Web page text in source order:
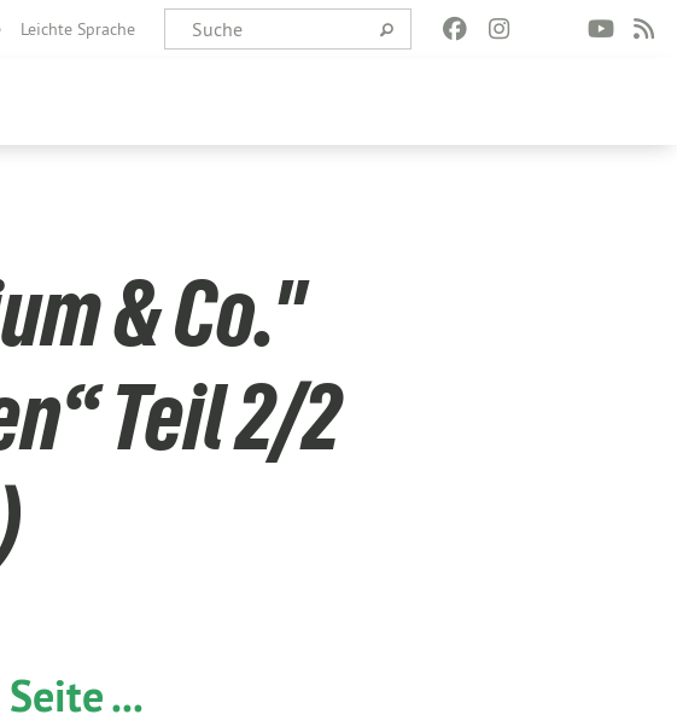
Leichte Sprache
& Co."
Teil 2/2
...